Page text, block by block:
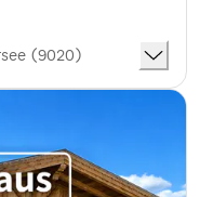
(9020)